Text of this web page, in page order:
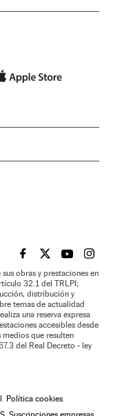
EL PAÍS BRASIL EN
EL PAÍSEL PAÍS
EL
obras y prestaciones en
32.1 del TRLPI;
distribución y
temas de actualidad
una reserva expresa
accesibles desde
que resulten
del Real Decreto - ley
Política cookies